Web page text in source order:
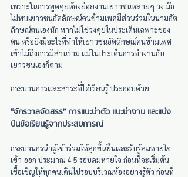
เพราะในการพูดคุยห้องย่อยงานเยาวชนหลายๆ วง มัก
ไม่พบเยาวชนอัตลักษณ์คนข้ามเพศมีส่วนร่วมในนามอัต
ลักษณ์ตนเองนัก หากไม่ใช่วงคุยในประเด็นเฉพาะของ
ตน หรือยังมีอะไรที่ทำให้เยาวชนอัตลักษณ์คนข้ามเพศ
เข้าไม่ถึงการมีส่วนร่วม แม้ในประเด็นการทำงานกับ
เยาวชนเองก็ตาม
กระบวนการและสาระที่ได้เรียนรู้ ประกอบด้วย
“จักรวาลจัดสรร” การแนะนำตัว แนะนำงาน และแบ่ง
ปันข้อเรียนรู้จากประสบการณ์
กระบวนกรนำผู้เข้าร่วมให้ลุกขึ้นยืนและรับรู้ลมหายใจ
เข้า-ออก ประมาณ 4-5 รอบลมหายใจ ก่อนที่จะเริ่มต้น
เชื้อเชิญให้ทุกคนเดินไปรอบบริเวณห้องอย่างรู้ตัว ก่อนที่